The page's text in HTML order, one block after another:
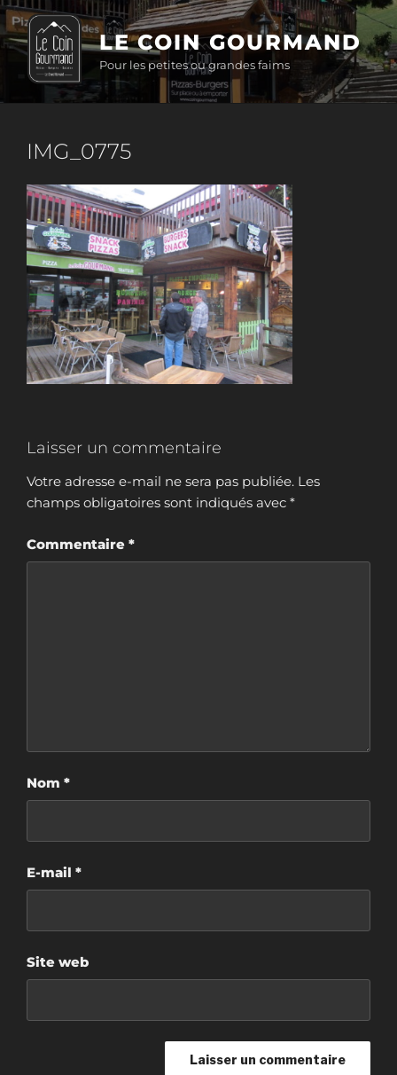
Aller
au
contenu
principal
LE COIN GOURMAND
Pour les petites ou grandes faims
IMG_0775
Laisser un commentaire
Votre adresse e-mail ne sera pas publiée. Les
champs obligatoires sont indiqués avec *
Commentaire *
Nom *
E-mail *
Site web